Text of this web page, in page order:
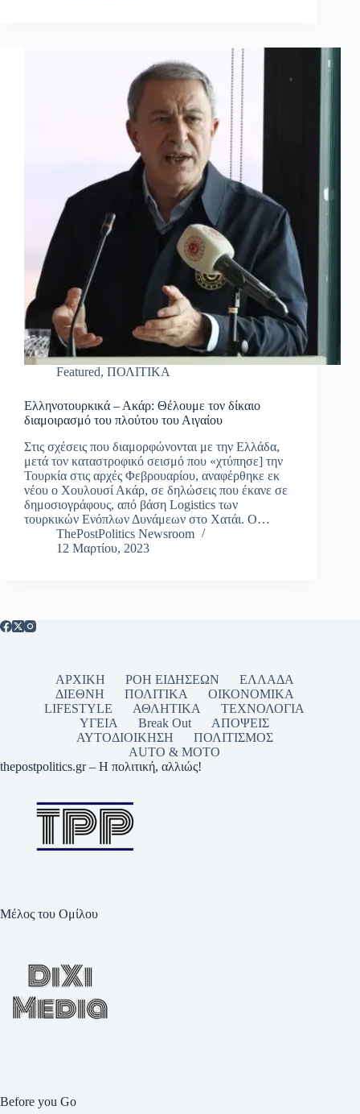
Featured, ΠΟΛΙΤΙΚΑ
Ελληνοτουρκικά – Ακάρ: Θέλουμε τον δίκαιο
διαμοιρασμό του πλούτου του Αιγαίου
Στις σχέσεις που διαμορφώνονται με την Ελλάδα,
μετά τον καταστροφικό σεισμό που «χτύπησε] την
Τουρκία στις αρχές Φεβρουαρίου, αναφέρθηκε εκ
νέου ο Χουλουσί Ακάρ, σε δηλώσεις που έκανε σε
δημοσιογράφους, από βάση Logistics των
τουρκικών Ενόπλων Δυνάμεων στο Χατάι. Ο…
ThePostPolitics Newsroom
12 Μαρτίου, 2023
ΑΡΧΙΚΗ ΡΟΗ ΕΙΔΗΣΕΩΝ
ΕΛΛΑΔΑ
ΔΙΕΘΝΗ
ΠΟΛΙΤΙΚΑ
ΟΙΚΟΝΟΜΙΚΑ
LIFESTYLE
ΑΘΛΗΤΙΚΑ
ΤΕΧΝΟΛΟΓΙΑ
ΥΓΕΙΑ
Break Out
ΑΠΟΨΕΙΣ
ΑΥΤΟΔΙΟΙΚΗΣΗ
ΠΟΛΙΤΙΣΜΟΣ
AUTO & MOTO
thepostpolitics.gr – Η πολιτική, αλλιώς!
Μέλος του Ομίλου
Before you Go